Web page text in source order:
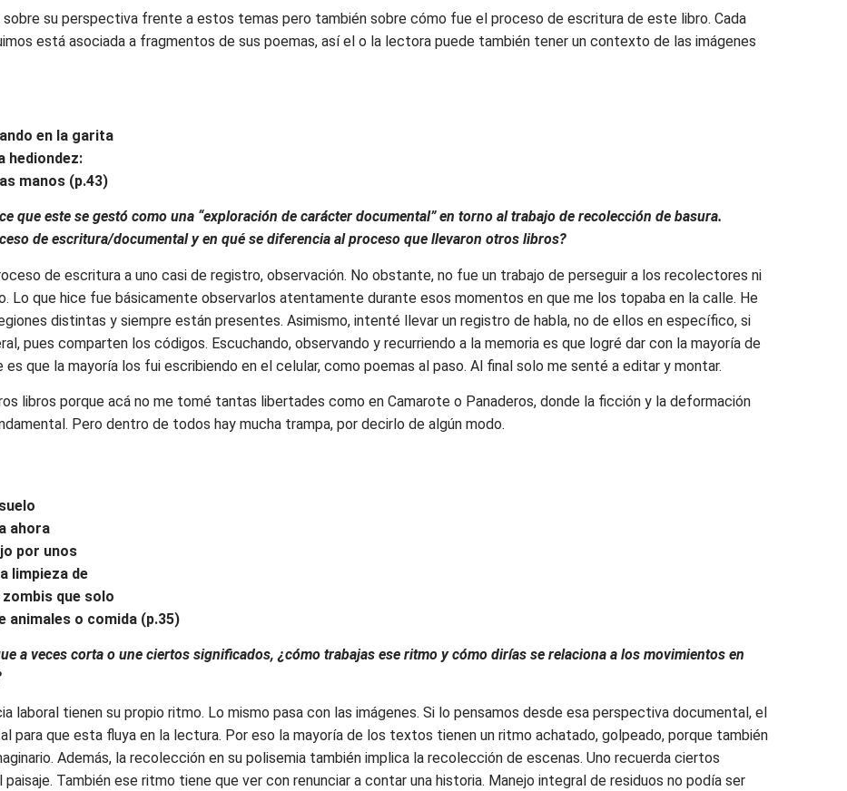
su perspectiva frente a estos temas pero también sobre cómo fue el proceso de escritura de este libro. Cada
está asociada a fragmentos de sus poemas, así el o la lectora puede también tener un contexto de las imágenes
en la garita
hediondez:
manos (p.43)
que este se gestó como una “exploración de carácter documental” en torno al trabajo de recolección de basura.
de escritura/documental y en qué se diferencia al proceso que llevaron otros libros?
de escritura a uno casi de registro, observación. No obstante, no fue un trabajo de perseguir a los recolectores ni
Lo que hice fue básicamente observarlos atentamente durante esos momentos en que me los topaba en la calle. He
distintas y siempre están presentes. Asimismo, intenté llevar un registro de habla, no de ellos en específico, si
pues comparten los códigos. Escuchando, observando y recurriendo a la memoria es que logré dar con la mayoría de
que la mayoría los fui escribiendo en el celular, como poemas al paso. Al final solo me senté a editar y montar.
libros porque acá no me tomé tantas libertades como en Camarote o Panaderos, donde la ficción y la deformación
Pero dentro de todos hay mucha trampa, por decirlo de algún modo.
ahora
por unos
limpieza de
que solo
animales o comida (p.35)
a veces corta o une ciertos significados, ¿cómo trabajas ese ritmo y cómo dirías se relaciona a los movimientos en
laboral tienen su propio ritmo. Lo mismo pasa con las imágenes. Si lo pensamos desde esa perspectiva documental, el
para que esta fluya en la lectura. Por eso la mayoría de los textos tienen un ritmo achatado, golpeado, porque también
Además, la recolección en su polisemia también implica la recolección de escenas. Uno recuerda ciertos
También ese ritmo tiene que ver con renunciar a contar una historia. Manejo integral de residuos no podía ser